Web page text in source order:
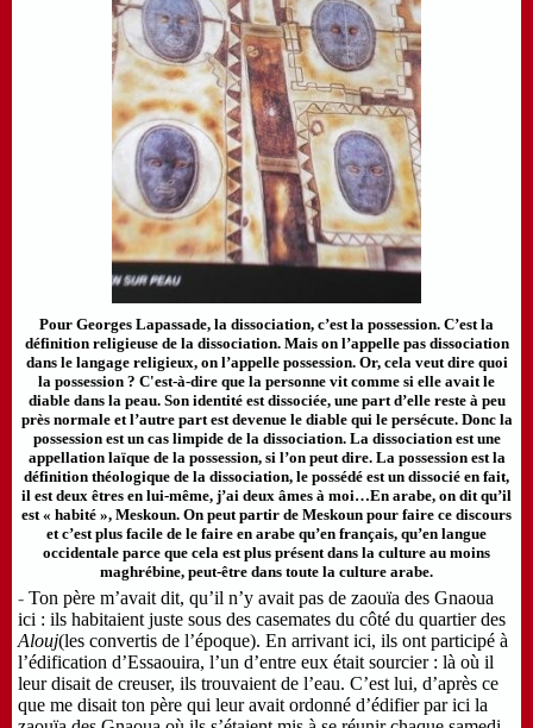
Pour Georges Lapassade, la dissociation, c’est la possession. C’est la
définition religieuse de la dissociation. Mais on l’appelle pas dissociation
dans le langage religieux, on l’appelle possession. Or, cela veut dire quoi
la possession ? C'est-à-dire que la personne vit comme si elle avait le
diable dans la peau. Son identité est dissociée, une part d’elle reste à peu
près normale et l’autre part est devenue le diable qui le persécute. Donc la
possession est un cas limpide de la dissociation. La dissociation est une
appellation laïque de la possession, si l’on peut dire. La possession est la
définition théologique de la dissociation, le possédé est un dissocié en fait,
il est deux êtres en lui-même, j’ai deux âmes à moi…En arabe, on dit qu’il
est « habité », Meskoun. On peut partir de Meskoun pour faire ce discours
et c’est plus facile de le faire en arabe qu’en français, qu’en langue
occidentale parce que cela est plus présent dans la culture au moins
maghrébine, peut-être dans toute la culture arabe.
- Ton père m’avait dit, qu’il n’y avait pas de zaouïa des Gnaoua
ici : ils habitaient juste sous des casemates du côté du quartier des
Alouj(les convertis de l’époque). En arrivant ici, ils ont participé à
l’édification d’Essaouira, l’un d’entre eux était sourcier : là où il
leur disait de creuser, ils trouvaient de l’eau. C’est lui, d’après ce
que me disait ton père qui leur avait ordonné d’édifier par ici la